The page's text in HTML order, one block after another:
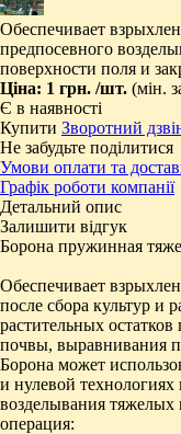
Обеспечивает
предпосевного
поверхности поля и
Ціна: 1 грн. /шт. (мін.
Є в наявності
Купити Зворотний
Не забудьте поділитися
Умови оплати та
Графік роботи компанії
Детальний опис
Залишити відгук
Борона пружинная
Обеспечивает
после сбора культур и
растительных
почвы, выравнивания
Борона может
и нулевой
возделывания тяжелых
операция: